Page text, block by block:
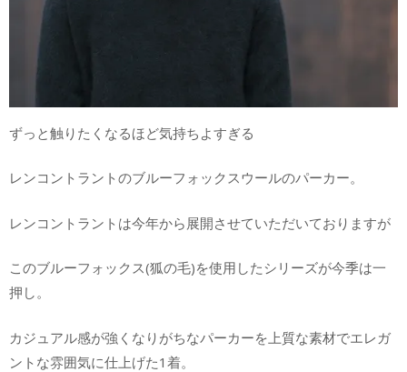
ずっと触りたくなるほど気持ちよすぎる
レンコントラントのブルーフォックスウールのパーカー。
レンコントラントは今年から展開させていただいておりますが
このブルーフォックス(狐の毛)を使用したシリーズが今季は一
押し。
カジュアル感が強くなりがちなパーカーを上質な素材でエレガ
ントな雰囲気に仕上げた1着。